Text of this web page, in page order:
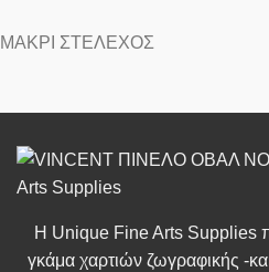
ΜΑΚΡΙ ΣΤΕΛΕΧΟΣ
Η Unique Fine Arts Supplies
γκάμα χαρτιών ζωγραφικής -